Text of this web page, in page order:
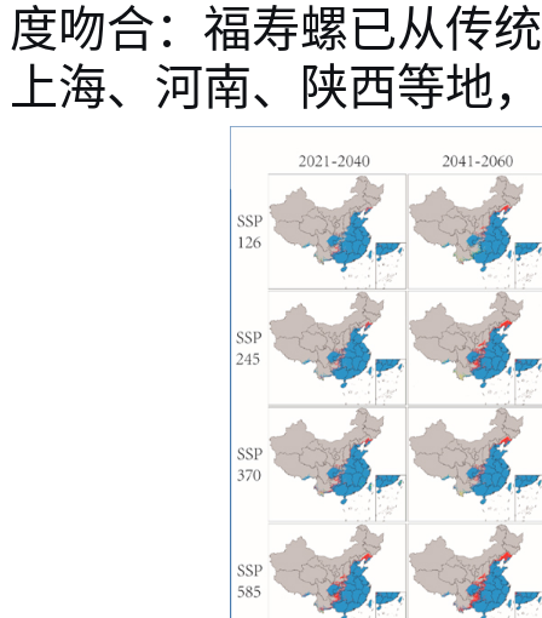
度吻合：福寿螺已从传
上海、河南、陕西等地，